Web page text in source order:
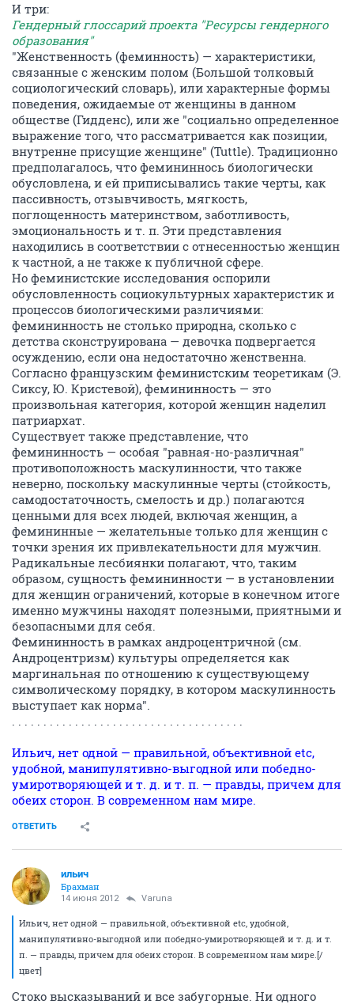
И три:
Гендерный глоссарий проекта "Ресурсы гендерного
образования"
"Женственность (феминность) — характеристики,
связанные с женским полом (Большой толковый
социологический словарь), или характерные формы
поведения, ожидаемые от женщины в данном
обществе (Гидденс), или же "социально определенное
выражение того, что рассматривается как позиции,
внутренне присущие женщине" (Tuttle). Традиционно
предполагалось, что фемининнось биологически
обусловлена, и ей приписывались такие черты, как
пассивность, отзывчивость, мягкость,
поглощенность материнством, заботливость,
эмоциональность и т. п. Эти представления
находились в соответствии с отнесенностью женщин
к частной, а не также к публичной сфере.
Но феминистские исследования оспорили
обусловленность социокультурных характеристик и
процессов биологическими различиями:
фемининность не столько природна, сколько с
детства сконструирована — девочка подвергается
осуждению, если она недостаточно женственна.
Согласно французским феминистским теоретикам (Э.
Сиксу, Ю. Кристевой), фемининность — это
произвольная категория, которой женщин наделил
патриархат.
Существует также представление, что
фемининность — особая "равная-но-различная"
противоположность маскулинности, что также
неверно, поскольку маскулинные черты (стойкость,
самодостаточность, смелость и др.) полагаются
ценными для всех людей, включая женщин, а
фемининные — желательные только для женщин с
точки зрения их привлекательности для мужчин.
Радикальные лесбиянки полагают, что, таким
образом, сущность фемининности — в установлении
для женщин ограничений, которые в конечном итоге
именно мужчины находят полезными, приятными и
безопасными для себя.
Фемининность в рамках андроцентричной (см.
Андроцентризм) культуры определяется как
маргинальная по отношению к существующему
символическому порядку, в котором маскулинность
выступает как норма".
. . . . . . . . . . . . . . . . . . . . . . . . . . . . . . . . . . . . .
Ильич, нет одной — правильной, объективной etc,
удобной, манипулятивно-выгодной или победно-
умиротворяющей и т. д. и т. п. — правды, причем для
обеих сторон. В современном нам мире.
ОТВЕТИТЬ
ильич
Брахман
14 июня 2012 Varuna
Ильич, нет одной — правильной, объективной etc, удобной,
манипулятивно-выгодной или победно-умиротворяющей и т. д. и т.
п. — правды, причем для обеих сторон. В современном нам мире.[/
цвет]
Стоко высказываний и все забугорные. Ни одного